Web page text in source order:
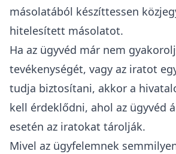
másolatából készíttessen
hitelesített másolatot.
Ha az ügyvéd már nem
tevékenységét, vagy az iratot
tudja biztosítani, akkor a
kell érdeklődni, ahol az ügyvéd
esetén az iratokat tárolják.
Mivel az ügyfelemnek